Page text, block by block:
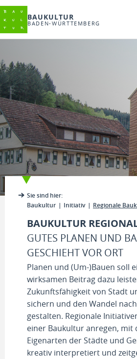
BAUKULTUR
BADEN-WÜRTTEMBERG
Sie sind hier:
Baukultur
Initiativ Regionale
BAUKULTUR
GUTES PLANEN UND
GESCHIEHT VOR ORT
Planen und (Um-)Bauen soll
wirksamen Beitrag dazu
Zukunftsfähigkeit von Stadt
sichern und den Wandel
gestalten. Regionale
einer Baukultur anregen, mit
Eigenarten der Städte und
kreativ interpretiert und